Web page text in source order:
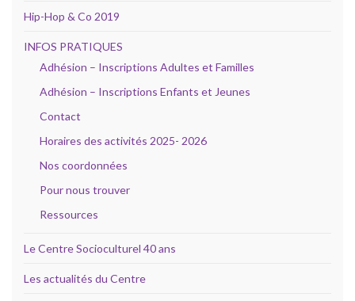
Hip-Hop & Co 2019
INFOS PRATIQUES
Adhésion – Inscriptions Adultes et Familles
Adhésion – Inscriptions Enfants et Jeunes
Contact
Horaires des activités 2025- 2026
Nos coordonnées
Pour nous trouver
Ressources
Le Centre Socioculturel 40 ans
Les actualités du Centre